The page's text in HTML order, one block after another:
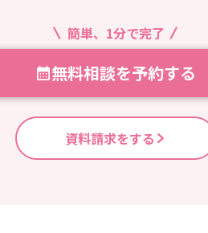
簡単、1分で完了
無料相談を予約する
資料請求をする